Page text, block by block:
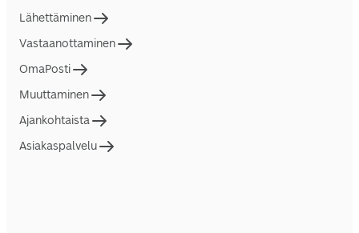
Lähettäminen
Vastaanottaminen
OmaPosti
Muuttaminen
Ajankohtaista
Asiakaspalvelu